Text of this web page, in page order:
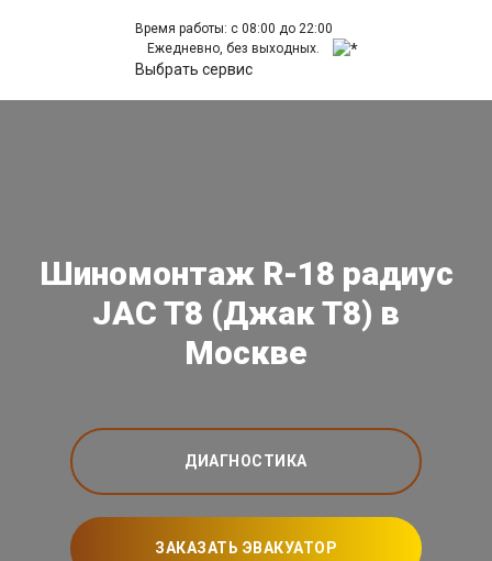
Время работы: с 08:00 до 22:00
Ежедневно, без выходных.
Выбрать сервис
Шиномонтаж R-18 радиус
JAC T8 (Джак Т8) в
Москве
ДИАГНОСТИКА
ЗАКАЗАТЬ ЭВАКУАТОР